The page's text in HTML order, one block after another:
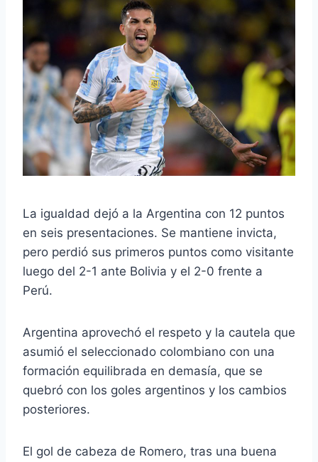
La igualdad dejó a la Argentina con 12 puntos
en seis presentaciones. Se mantiene invicta,
pero perdió sus primeros puntos como visitante
luego del 2-1 ante Bolivia y el 2-0 frente a
Perú.
Argentina aprovechó el respeto y la cautela que
asumió el seleccionado colombiano con una
formación equilibrada en demasía, que se
quebró con los goles argentinos y los cambios
posteriores.
El gol de cabeza de Romero, tras una buena